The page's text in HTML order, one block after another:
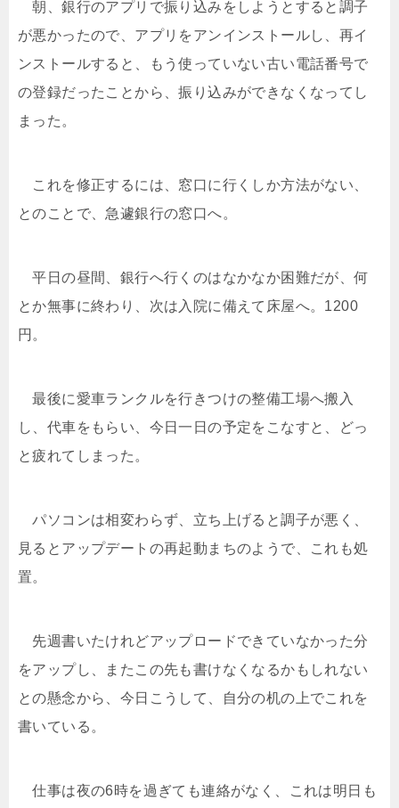
朝、銀行のアプリで振り込みをしようとすると調子
が悪かったので、アプリをアンインストールし、再イ
ンストールすると、もう使っていない古い電話番号で
の登録だったことから、振り込みができなくなってし
まった。
これを修正するには、窓口に行くしか方法がない、
とのことで、急遽銀行の窓口へ。
平日の昼間、銀行へ行くのはなかなか困難だが、何
とか無事に終わり、次は入院に備えて床屋へ。1200
円。
最後に愛車ランクルを行きつけの整備工場へ搬入
し、代車をもらい、今日一日の予定をこなすと、どっ
と疲れてしまった。
パソコンは相変わらず、立ち上げると調子が悪く、
見るとアップデートの再起動まちのようで、これも処
置。
先週書いたけれどアップロードできていなかった分
をアップし、またこの先も書けなくなるかもしれない
との懸念から、今日こうして、自分の机の上でこれを
書いている。
仕事は夜の6時を過ぎても連絡がなく、これは明日も